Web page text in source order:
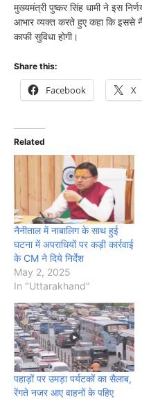
मुख्यमंत्री पुष्कर सिंह धामी ने इस
आभार व्यक्त करते हुए कहा कि इससे
काफी सुविधा होगी।
Share this:
Facebook X
Related
नैनीताल में नाबालिग के साथ हुई
घटना में अपराधियों पर कड़ी कार्रवाई
के CM ने दिये निर्देश
May 2, 2025
In "Uttarakhand"
पहाड़ों पर उमड़ा पर्यटकों का सैलाब,
रेंगते नजर आए वाहनों के पहिए